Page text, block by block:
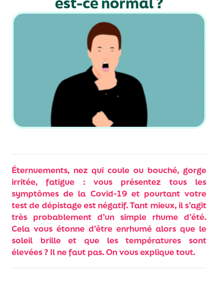
Éternuements, nez qui coule ou bouché, gorge
irritée, fatigue : vous présentez tous les
symptômes de la Covid-19 et pourtant votre
test de dépistage est négatif. Tant mieux, il s’agit
très probablement d’un simple rhume d’été.
Cela vous étonne d’être enrhumé alors que le
soleil brille et que les températures sont
élevées ? Il ne faut pas. On vous explique tout.